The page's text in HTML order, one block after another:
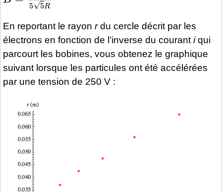
En reportant le rayon rdu cercle décrit par les
électrons en fonction de l’inverse du courant iqui
parcourt les bobines, vous obtenez le graphique
suivant lorsque les particules ont été accélérées
par une tension de 250 V :